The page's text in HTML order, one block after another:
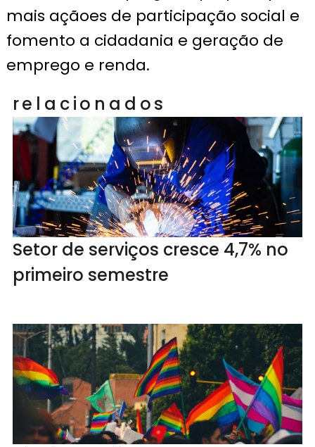
mais açãoes de participação social e
fomento a cidadania e geração de
emprego e renda.
relacionados
Setor de serviços cresce 4,7% no
primeiro semestre